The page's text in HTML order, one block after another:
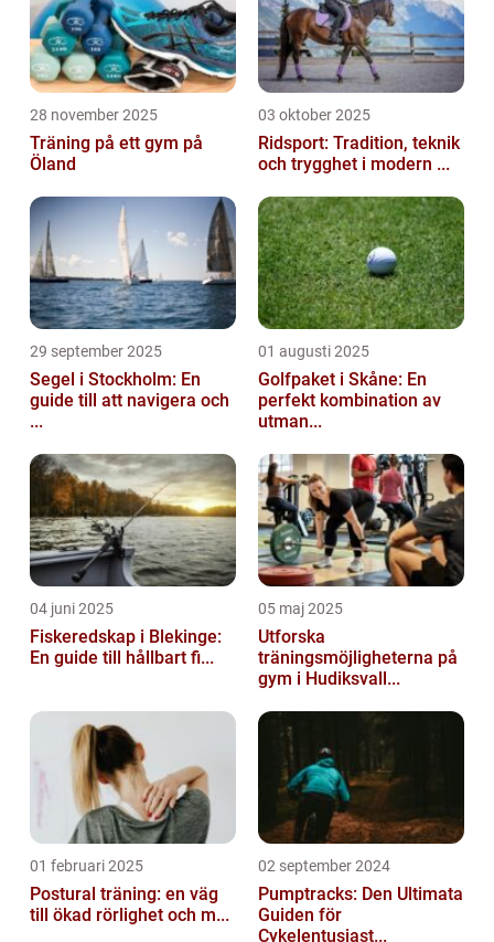
28 november 2025
Träning på ett gym på
Öland
03 oktober 2025
Ridsport: Tradition, teknik
och trygghet i modern ...
29 september 2025
Segel i Stockholm: En
guide till att navigera och
...
01 augusti 2025
Golfpaket i Skåne: En
perfekt kombination av
utman...
04 juni 2025
Fiskeredskap i Blekinge:
En guide till hållbart fi...
05 maj 2025
Utforska
träningsmöjligheterna på
gym i Hudiksvall...
01 februari 2025
Postural träning: en väg
till ökad rörlighet och m...
02 september 2024
Pumptracks: Den Ultimata
Guiden för
Cykelentusiast...